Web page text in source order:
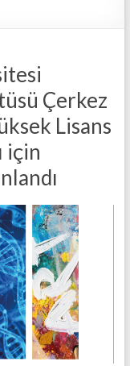
Çerkez
Lisans
için